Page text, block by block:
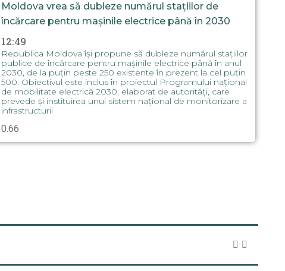
Moldova vrea să dubleze numărul stațiilor de
încărcare pentru mașinile electrice până în 2030
12:49
Republica Moldova își propune să dubleze numărul stațiilor
publice de încărcare pentru mașinile electrice până în anul
2030, de la puțin peste 250 existente în prezent la cel puțin
500. Obiectivul este inclus în proiectul Programului național
de mobilitate electrică 2030, elaborat de autorități, care
prevede și instituirea unui sistem național de monitorizare a
infrastructurii